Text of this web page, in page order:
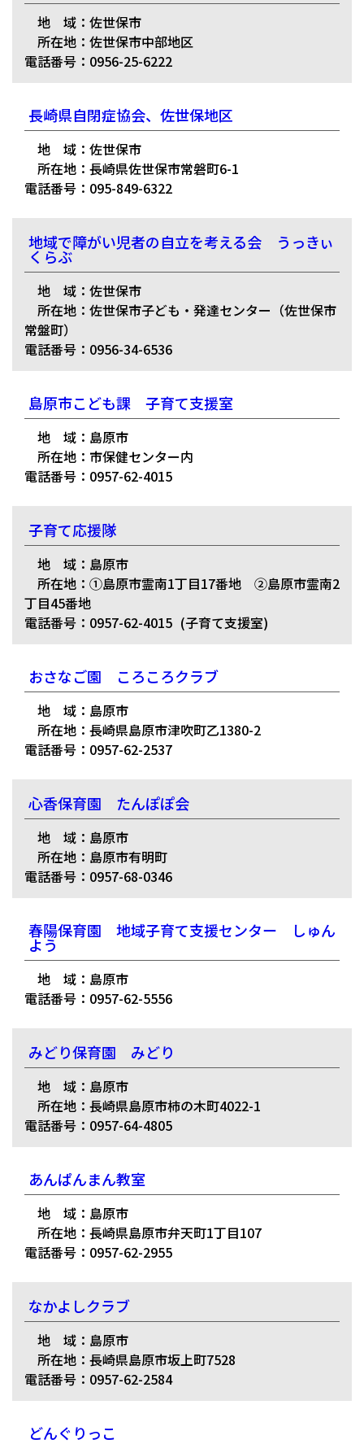
地 域：佐世保市
所在地：佐世保市中部地区
電話番号：0956-25-6222
長崎県自閉症協会、佐世保地区
地 域：佐世保市
所在地：長崎県佐世保市常磐町6-1
電話番号：095-849-6322
地域で障がい児者の自立を考える会 うっきぃ
くらぶ
地 域：佐世保市
所在地：佐世保市子ども・発達センター（佐世保市
常盤町）
電話番号：0956-34-6536
島原市こども課 子育て支援室
地 域：島原市
所在地：市保健センター内
電話番号：0957-62-4015
子育て応援隊
地 域：島原市
所在地：①島原市霊南1丁目17番地 ②島原市霊南2
丁目45番地
電話番号：0957-62-4015 (子育て支援室)
おさなご園 ころころクラブ
地 域：島原市
所在地：長崎県島原市津吹町乙1380-2
電話番号：0957-62-2537
心香保育園 たんぽぽ会
地 域：島原市
所在地：島原市有明町
電話番号：0957-68-0346
春陽保育園 地域子育て支援センター しゅん
よう
地 域：島原市
電話番号：0957-62-5556
みどり保育園 みどり
地 域：島原市
所在地：長崎県島原市柿の木町4022-1
電話番号：0957-64-4805
あんぱんまん教室
地 域：島原市
所在地：長崎県島原市弁天町1丁目107
電話番号：0957-62-2955
なかよしクラブ
地 域：島原市
所在地：長崎県島原市坂上町7528
電話番号：0957-62-2584
どんぐりっこ